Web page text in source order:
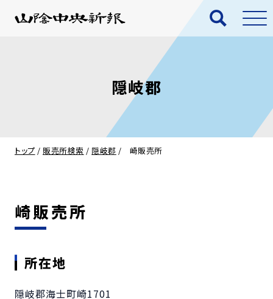
隠岐郡
トップ / 販売所検索 / 隠岐郡 / 崎販売所
崎販売所
所在地
隠岐郡海士町崎1701